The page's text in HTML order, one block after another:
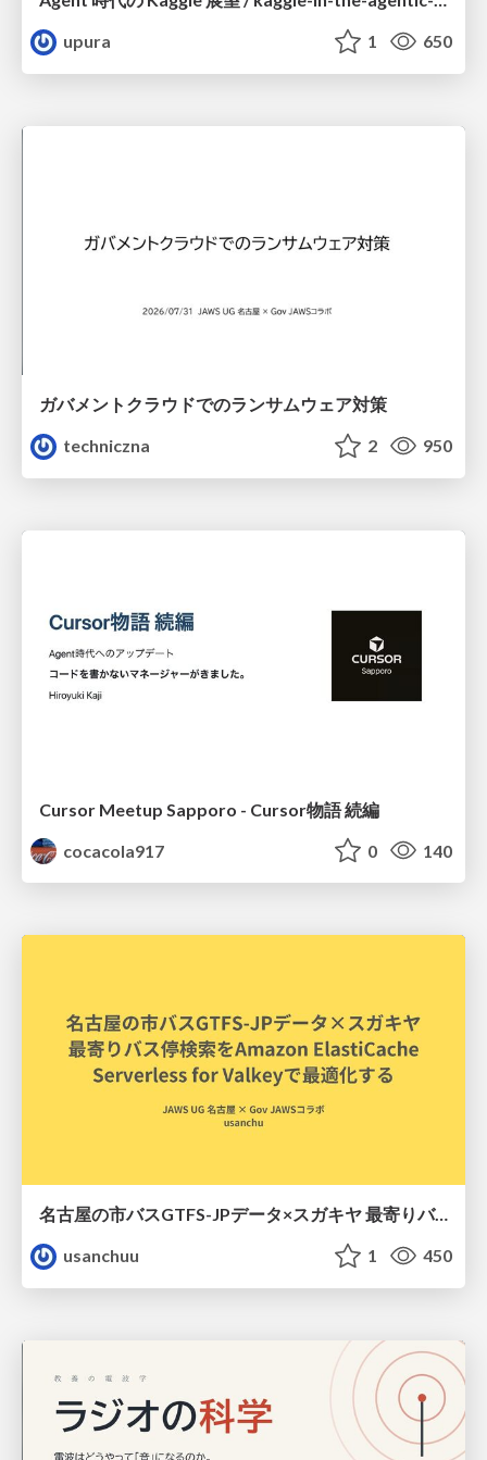
upura
1 650
ガバメントクラウドでのランサムウェア対策
techniczna
2 950
Cursor Meetup Sapporo - Cursor物語 続編
cocacola917
0 140
名古屋の市バスGTFS-JPデータ×スガキヤ 最寄りバス停検索をAmazon ElastiCache Serverless for Valkeyで最適化する
usanchuu
1 450